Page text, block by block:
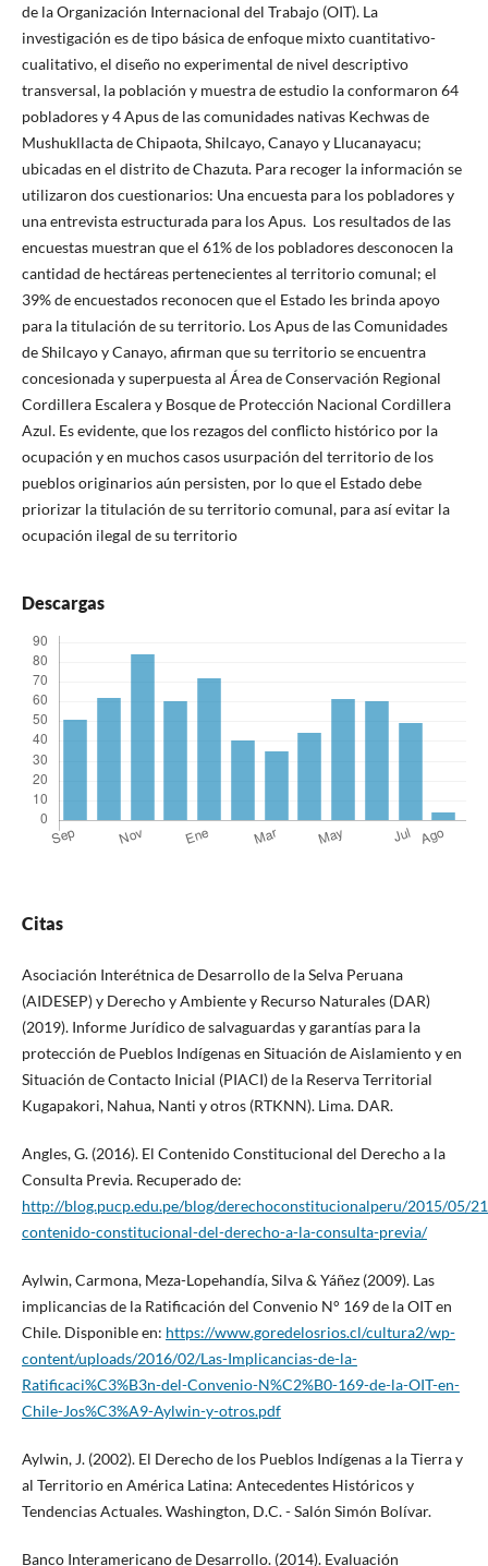
de la Organización Internacional del Trabajo (OIT). La
investigación es de tipo básica de enfoque mixto cuantitativo-
cualitativo, el diseño no experimental de nivel descriptivo
transversal, la población y muestra de estudio la conformaron 64
pobladores y 4 Apus de las comunidades nativas Kechwas de
Mushukllacta de Chipaota, Shilcayo, Canayo y Llucanayacu;
ubicadas en el distrito de Chazuta. Para recoger la información se
utilizaron dos cuestionarios: Una encuesta para los pobladores y
una entrevista estructurada para los Apus. Los resultados de las
encuestas muestran que el 61% de los pobladores desconocen la
cantidad de hectáreas pertenecientes al territorio comunal; el
39% de encuestados reconocen que el Estado les brinda apoyo
para la titulación de su territorio. Los Apus de las Comunidades
de Shilcayo y Canayo, afirman que su territorio se encuentra
concesionada y superpuesta al Área de Conservación Regional
Cordillera Escalera y Bosque de Protección Nacional Cordillera
Azul. Es evidente, que los rezagos del conflicto histórico por la
ocupación y en muchos casos usurpación del territorio de los
pueblos originarios aún persisten, por lo que el Estado debe
priorizar la titulación de su territorio comunal, para así evitar la
ocupación ilegal de su territorio
Descargas
Citas
Asociación Interétnica de Desarrollo de la Selva Peruana
(AIDESEP) y Derecho y Ambiente y Recurso Naturales (DAR)
(2019). Informe Jurídico de salvaguardas y garantías para la
protección de Pueblos Indígenas en Situación de Aislamiento y en
Situación de Contacto Inicial (PIACI) de la Reserva Territorial
Kugapakori, Nahua, Nanti y otros (RTKNN). Lima. DAR.
Angles, G. (2016). El Contenido Constitucional del Derecho a la
Consulta Previa. Recuperado de:
http://blog.pucp.edu.pe/blog/derechoconstitucionalperu/2015/05/
contenido-constitucional-del-derecho-a-la-consulta-previa/
Aylwin, Carmona, Meza-Lopehandía, Silva & Yáñez (2009). Las
implicancias de la Ratificación del Convenio N° 169 de la OIT en
Chile. Disponible en: https://www.goredelosrios.cl/cultura2/wp-
content/uploads/2016/02/Las-Implicancias-de-la-
Ratificaci%C3%B3n-del-Convenio-N%C2%B0-169-de-la-OIT-en-
Chile-Jos%C3%A9-Aylwin-y-otros.pdf
Aylwin, J. (2002). El Derecho de los Pueblos Indígenas a la Tierra y
al Territorio en América Latina: Antecedentes Históricos y
Tendencias Actuales. Washington, D.C. - Salón Simón Bolívar.
Banco Interamericano de Desarrollo. (2014). Evaluación